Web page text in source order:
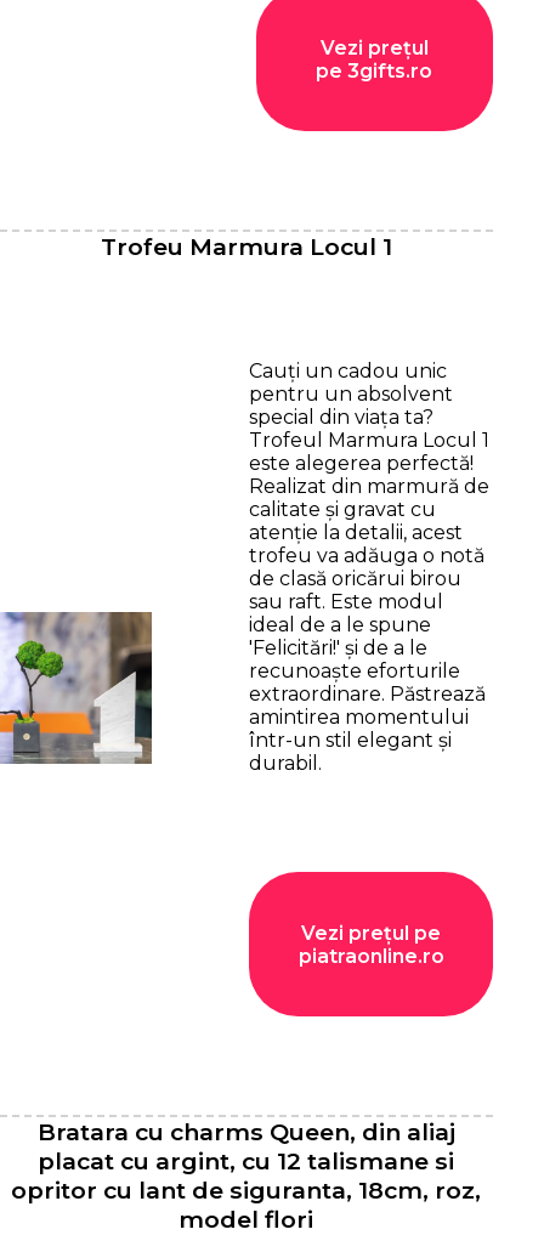
Vezi prețul
pe 3gifts.ro
Trofeu Marmura Locul 1
Cauți un cadou unic
pentru un absolvent
special din viața ta?
Trofeul Marmura Locul 1
este alegerea perfectă!
Realizat din marmură de
calitate și gravat cu
atenție la detalii, acest
trofeu va adăuga o notă
de clasă oricărui birou
sau raft. Este modul
ideal de a le spune
'Felicitări!' și de a le
recunoaște eforturile
extraordinare. Păstrează
amintirea momentului
într-un stil elegant și
durabil.
Vezi prețul pe
piatraonline.ro
Bratara cu charms Queen, din aliaj
placat cu argint, cu 12 talismane si
opritor cu lant de siguranta, 18cm, roz,
model flori